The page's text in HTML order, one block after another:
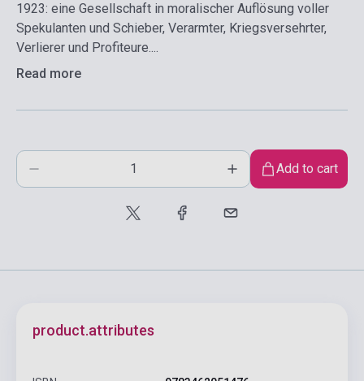
1923: eine Gesellschaft in moralischer Auflösung voller
Spekulanten und Schieber, Verarmter, Kriegsversehrter,
Verlierer und Profiteure....
Read more
Add to cart
product.attributes